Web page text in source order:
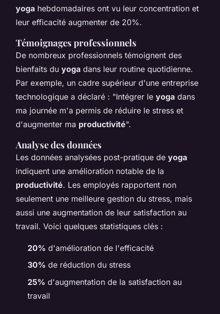
yoga hebdomadaires ont vu leur concentration et
leur efficacité augmenter de 20%.
Témoignages professionnels
De nombreux professionnels témoignent des
bienfaits du yoga dans leur routine quotidienne.
Par exemple, un cadre supérieur d'une entreprise
technologique a déclaré : "Intégrer le yoga dans
ma journée m'a permis de réduire le stress et
d'augmenter ma productivité".
Analyse des données
Les données analysées post-pratique de yoga
indiquent une amélioration notable de la
productivité. Les employés rapportent non
seulement une meilleure gestion du stress, mais
aussi une augmentation de leur satisfaction au
travail. Voici quelques statistiques clés :
20% d'amélioration de l'efficacité
30% de réduction du stress
25% d'augmentation de la satisfaction au
travail